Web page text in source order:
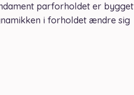
parforholdet er bygget
i forholdet ændre sig